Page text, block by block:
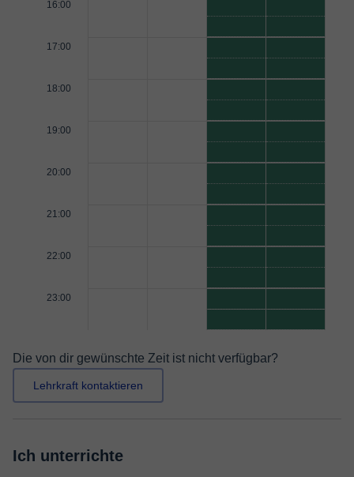
16:00
17:00
18:00
19:00
20:00
21:00
22:00
23:00
Die von dir gewünschte Zeit ist nicht verfügbar?
Lehrkraft kontaktieren
Ich unterrichte